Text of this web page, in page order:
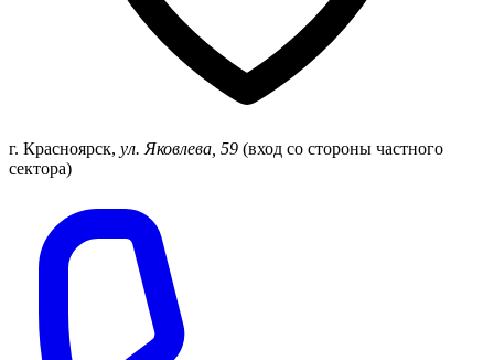
г. Красноярск, ул. Яковлева, 59 (вход со стороны частного
сектора)